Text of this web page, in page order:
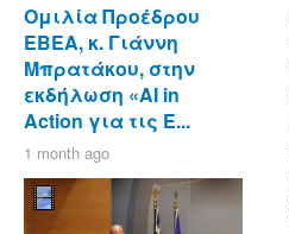
Ομιλία Προέδρου
ΕΒΕΑ, κ. Γιάννη
Μπρατάκου, στην
εκδήλωση «AI in
Action για τις Ε...
1 month ago